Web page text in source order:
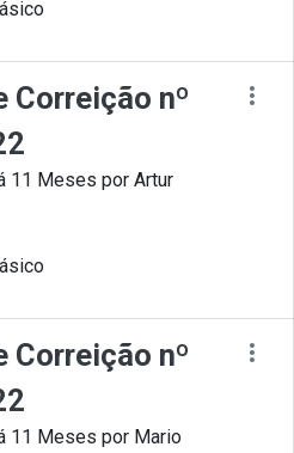
Correição nº
11 Meses por Artur
Correição nº
11 Meses por Mario